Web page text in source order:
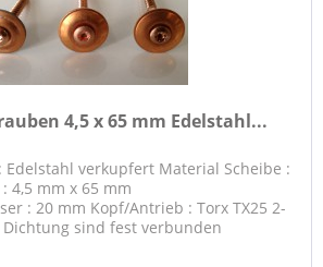
4,5 x 65 mm Edelstahl...
Edelstahl verkupfert Material Scheibe :
4,5 mm x 65 mm
: 20 mm Kopf/Antrieb : Torx TX25 2-
sind fest verbunden